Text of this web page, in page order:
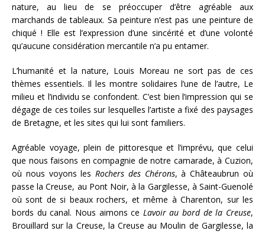
nature, au lieu de se préoccuper d’être agréable aux
marchands de tableaux. Sa peinture n’est pas une peinture de
chiqué ! Elle est l’expression d’une sincérité et d’une volonté
qu’aucune considération mercantile n’a pu entamer.
L’humanité et la nature, Louis Moreau ne sort pas de ces
thèmes essentiels. Il les montre solidaires l’une de l’autre, Le
milieu et l’individu se confondent. C’est bien l’impression qui se
dégage de ces toiles sur lesquelles l’artiste a fixé des paysages
de Bretagne, et les sites qui lui sont familiers.
Agréable voyage, plein de pittoresque et l’imprévu, que celui
que nous faisons en compagnie de notre camarade, à Cuzion,
où nous voyons lesRochers des Chérons, à Châteaubrun où
passe la Creuse, au Pont Noir, à la Gargilesse, à Saint-Guenolé
où sont de si beaux rochers, et même à Charenton, sur les
bords du canal. Nous aimons ce Lavoir au bord de la Creuse,
Brouillard sur la Creuse, la Creuse au Moulin de Gargilesse, la